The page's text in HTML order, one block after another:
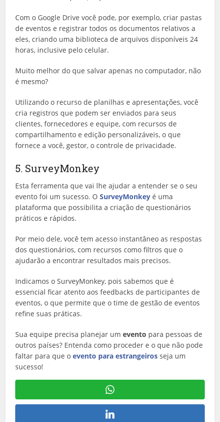
Com o Google Drive você pode, por exemplo, criar pastas
de eventos e registrar todos os documentos relativos a
eles, criando uma biblioteca de arquivos disponíveis 24
horas, inclusive pelo celular.
Muito melhor do que salvar apenas no computador, não
é mesmo?
Utilizando o recurso de planilhas e apresentações, você
cria registros que podem ser enviados para seus
clientes, fornecedores e equipe, com recursos de
compartilhamento e edição personalizáveis, o que
fornece a você, gestor, o controle de privacidade.
5. SurveyMonkey
Esta ferramenta que vai lhe ajudar a entender se o seu
evento foi um sucesso. OSurveyMonkey é uma
plataforma que possibilita a criação de questionários
práticos e rápidos.
Por meio dele, você tem acesso instantâneo as respostas
dos questionários, com recursos como filtros que o
ajudarão a encontrar resultados mais precisos.
Indicamos o SurveyMonkey, pois sabemos que é
essencial ficar atento aos feedbacks de participantes de
eventos, o que permite que o time de gestão de eventos
refine suas práticas.
Sua equipe precisa planejar umevento para pessoas de
outros países? Entenda como proceder e o que não pode
faltar para que oevento para estrangeiros seja um
sucesso!